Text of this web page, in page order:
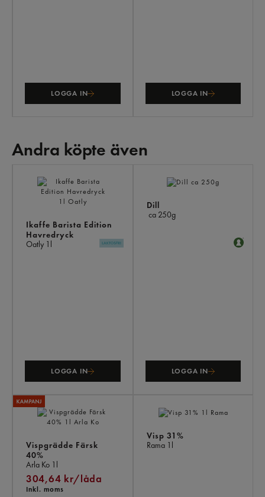
LOGGA IN LOGGA IN
Andra köpte även
Ikaffe Barista Edition
Havredryck
Oatly 1l
LOGGA IN
Dill
ca 250g
LOGGA IN
Vispgrädde Färsk
40%
Arla Ko 1l
304,64 kr/låda
Inkl. moms
Visp 31%
Rama 1l